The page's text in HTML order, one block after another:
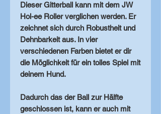
Dieser Gitterball kann mit dem JW
Hol-ee Roller verglichen werden. Er
zeichnet sich durch Robustheit und
Dehnbarkeit aus. In vier
verschiedenen Farben bietet er dir
die Möglichkeit für ein tolles Spiel mit
deinem Hund.
Dadurch das der Ball zur Hälfte
geschlossen ist, kann er auch mit